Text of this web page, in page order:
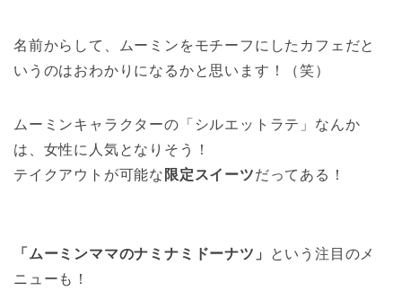
名前からして、ムーミンをモチーフにしたカフェだと
いうのはおわかりになるかと思います！（笑）
ムーミンキャラクターの「シルエットラテ」なんか
は、女性に人気となりそう！
テイクアウトが可能な 限定スイーツだってある！
「ムーミンママのナミナミドーナツ」
という注目のメ
ニューも！